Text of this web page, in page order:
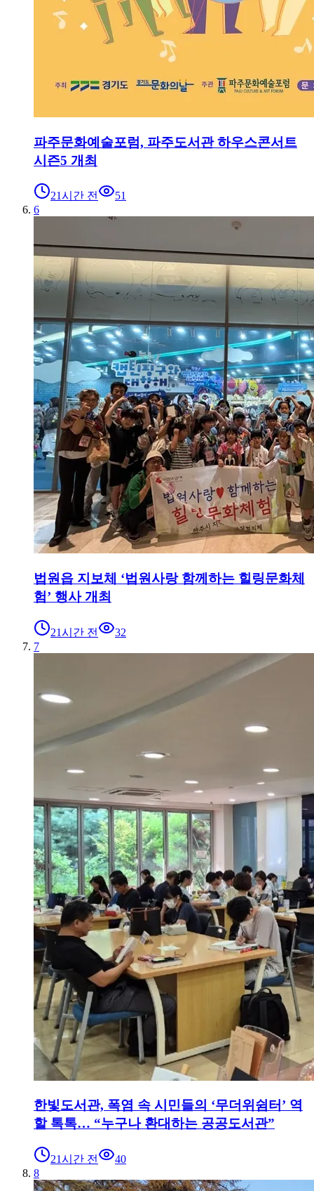
파주문화예술포럼, 파주도서관 하우스콘서트
시즌5 개최
21시간 전
51
6
법원읍 지보체 ‘법원사랑 함께하는 힐링문화체
험’ 행사 개최
21시간 전
32
7
한빛도서관, 폭염 속 시민들의 ‘무더위쉼터’ 역
할 톡톡… “누구나 환대하는 공공도서관”
21시간 전
40
8